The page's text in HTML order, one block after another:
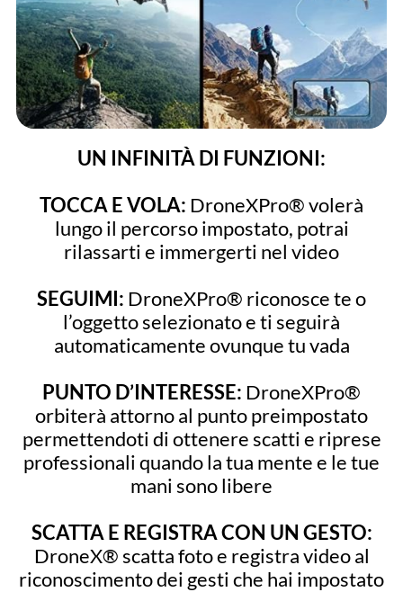
UN INFINITÀ DI FUNZIONI:
TOCCA E VOLA: DroneXPro® volerà
lungo il percorso impostato, potrai
rilassarti e immergerti nel video
SEGUIMI: DroneXPro® riconosce te o
l’oggetto selezionato e ti seguirà
automaticamente ovunque tu vada
PUNTO D’INTERESSE: DroneXPro®
orbiterà attorno al punto preimpostato
permettendoti di ottenere scatti e riprese
professionali quando la tua mente e le tue
mani sono libere
SCATTA E REGISTRA CON UN GESTO:
DroneX® scatta foto e registra video al
riconoscimento dei gesti che hai impostato